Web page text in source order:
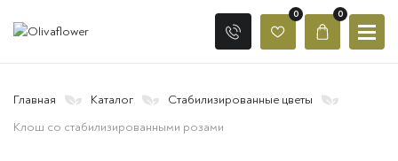
0 0
Главная Каталог
Стабилизированные цветы
Клош со стабилизированными розами